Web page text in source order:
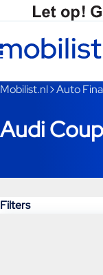
Ga naar hoofdinhoud
Je bent nu voorbij
Mobilist.nl Auto
Audi
Filters